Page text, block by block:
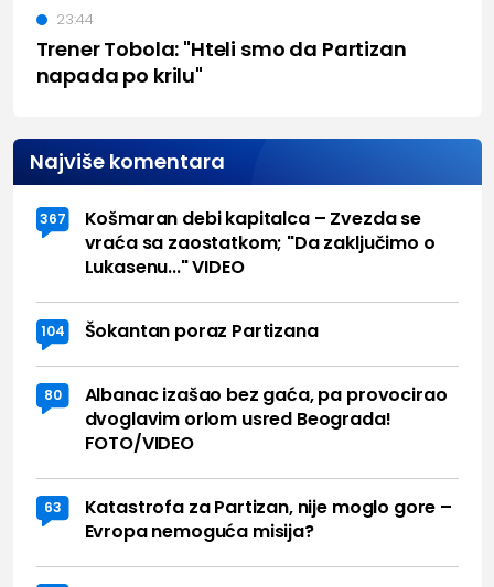
Trener Tobola: "Hteli smo da Partizan
napada po krilu"
23:44
Najviše komentara
367
Košmaran debi kapitalca – Zvezda se
vraća sa zaostatkom; "Da zaključimo o
Lukasenu..." VIDEO
104 Šokantan poraz Partizana
80
Albanac izašao bez gaća, pa provocirao
dvoglavim orlom usred Beograda!
FOTO/VIDEO
63
Katastrofa za Partizan, nije moglo gore –
Evropa nemoguća misija?